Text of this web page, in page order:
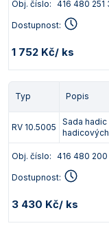
Obj. číslo: 416 480 251
Dostupnost:
1 752 Kč/ ks
Typ Popis
RV 10.5005
Sada
Obj. číslo: 416 480 200
Dostupnost:
3 430 Kč/ ks